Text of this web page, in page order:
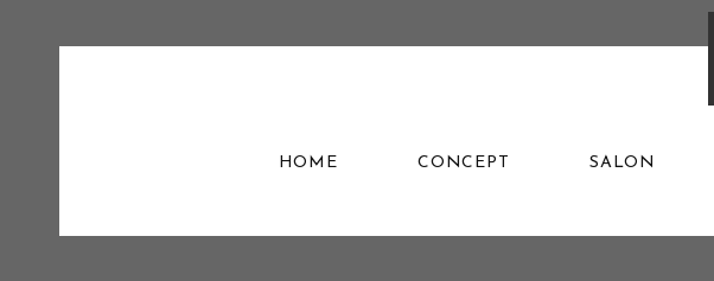
HOME CONCEPT SALON